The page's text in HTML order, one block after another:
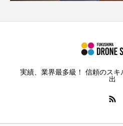
実績、業界最多級！ 信頼のス
出